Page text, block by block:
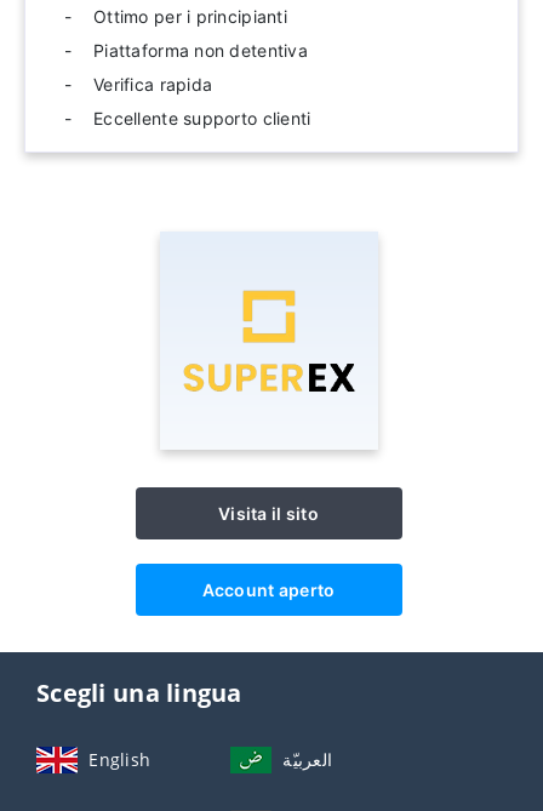
Ottimo per i principianti
Piattaforma non detentiva
Verifica rapida
Eccellente supporto clienti
Visita il sito
Account aperto
Scegli una lingua
English العربيّة